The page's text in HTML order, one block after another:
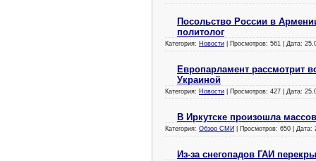
Посольство России в
политолог
Категория: Новости | Просмотров: 561 | Дата:
Европарламент рассмотрит
Украиной
Категория: Новости | Просмотров: 427 | Дата:
В Иркутске произошла
Категория: Обзор СМИ | Просмотров: 650 | Дата:
Из-за снегопадов ГАИ